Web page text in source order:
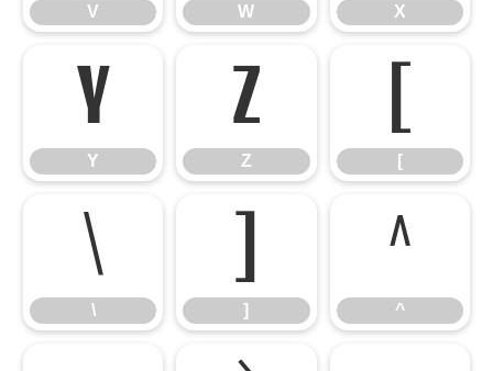
V W X
Y
Y
Z
Z [
\
\ ]
^
^